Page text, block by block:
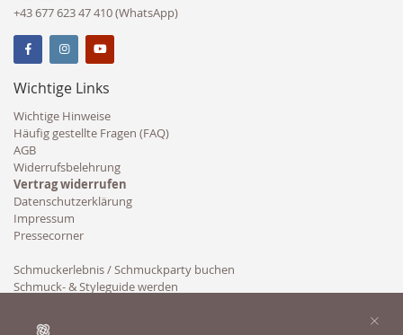
+43 677 623 47 410 (WhatsApp)
Wichtige Links
Wichtige Hinweise
Häufig gestellte Fragen (FAQ)
AGB
Widerrufsbelehrung
Vertrag widerrufen
Datenschutzerklärung
Impressum
Pressecorner
Schmuckerlebnis / Schmuckparty buchen
Schmuck- & Styleguide werden
×